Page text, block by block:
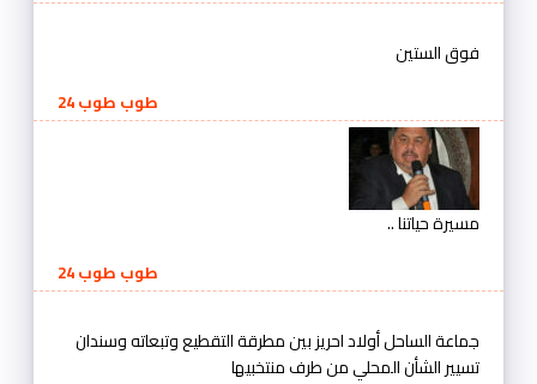
فوق الستين
طوب طوب 24
مسيرة حياتنا ..
طوب طوب 24
جماعة الساحل أولاد احريز بين مطرقة التقطيع وتبعاته وسندان
تسيير الشأن المحلي من طرف منتخبيها